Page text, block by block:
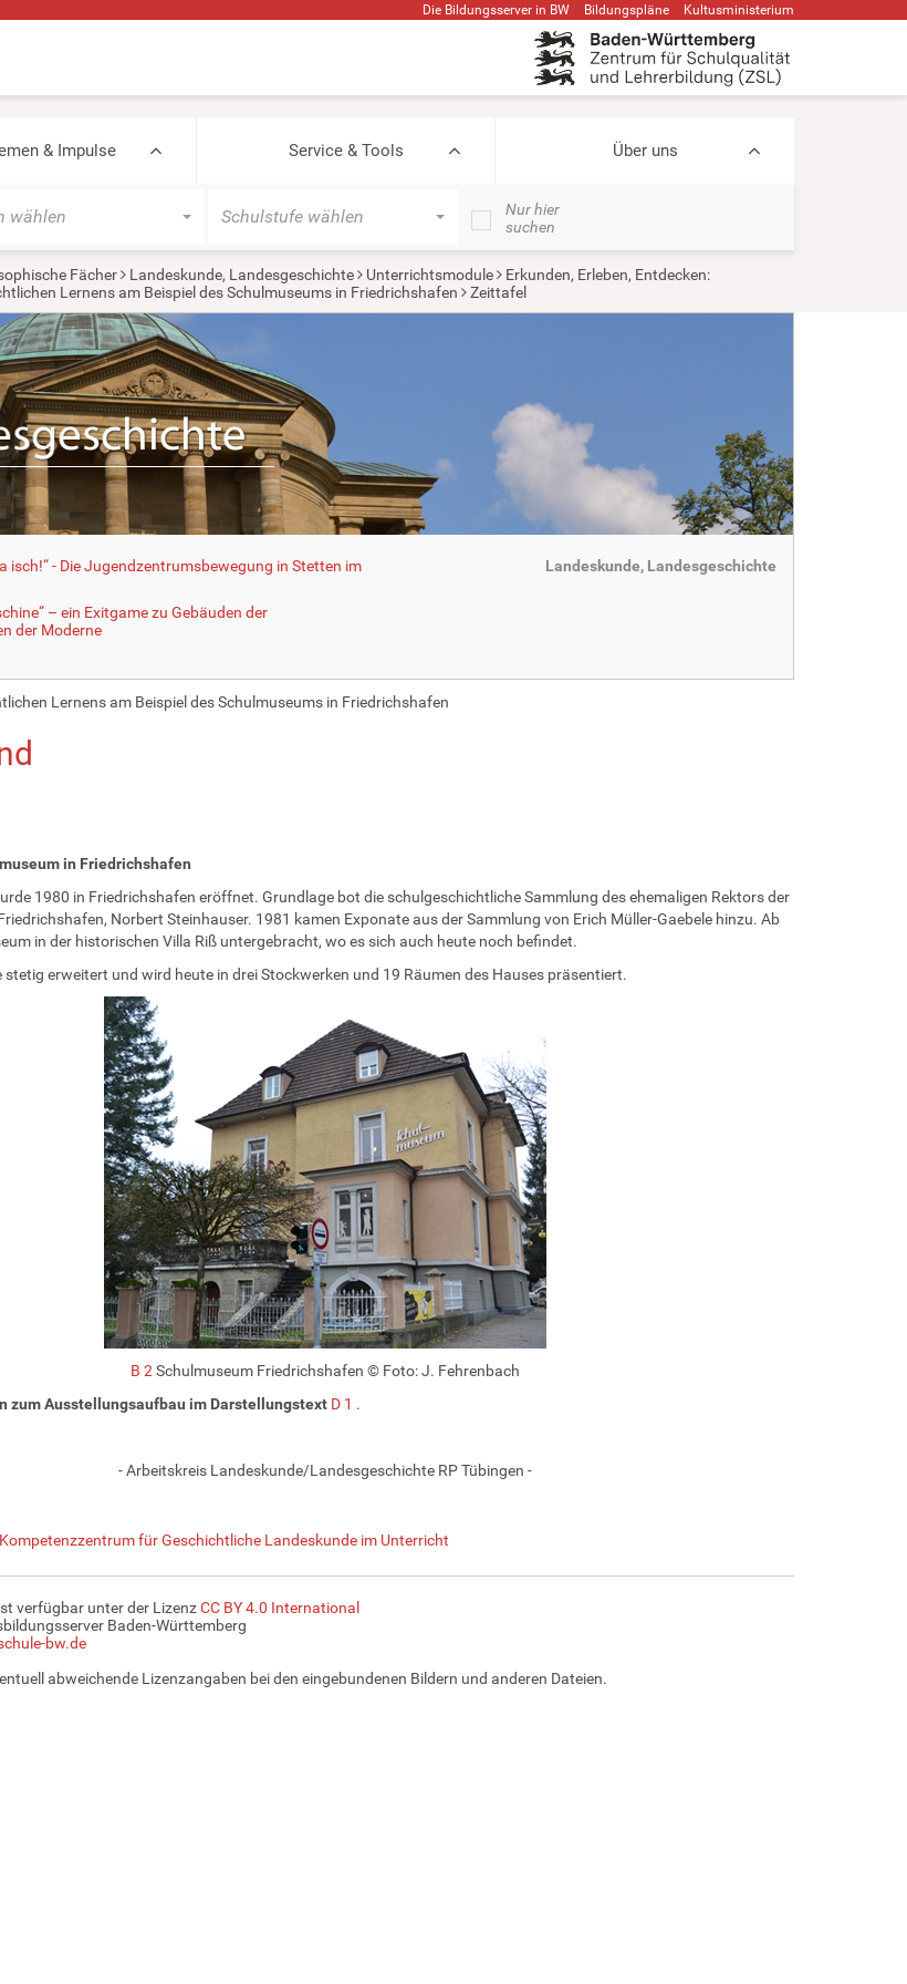
Die Bildungsserver in BW Bildungspläne Kultusministerium
& Impulse Service & Tools Über uns
wählen Schulstufe wählen
Nur hier
suchen
Fächer Landeskunde, Landesgeschichte Unterrichtsmodule
Erkunden, Erleben, Entdecken:
Lernens am Beispiel des Schulmuseums in Friedrichshafen Zeittafel
isch!“ - Die Jugendzentrumsbewegung in Stetten im
– ein Exitgame zu Gebäuden der
der Moderne
Landeskunde, Landesgeschichte
Lernens am Beispiel des Schulmuseums in Friedrichshafen
in Friedrichshafen
1980 in Friedrichshafen eröffnet. Grundlage bot die schulgeschichtliche Sammlung des ehemaligen Rektors der
Norbert Steinhauser. 1981 kamen Exponate aus der Sammlung von Erich Müller-Gaebele hinzu. Ab
in der historischen Villa Riß untergebracht, wo es sich auch heute noch befindet.
stetig erweitert und wird heute in drei Stockwerken und 19 Räumen des Hauses präsentiert.
B 2 Schulmuseum Friedrichshafen © Foto: J. Fehrenbach
zum Ausstellungsaufbau im Darstellungstext D 1 .
- Arbeitskreis Landeskunde/Landesgeschichte RP Tübingen -
für Geschichtliche Landeskunde im Unterricht
verfügbar unter der LizenzCC BY 4.0 International
Baden-Württemberg
bw.de
abweichende Lizenzangaben bei den eingebundenen Bildern und anderen Dateien.